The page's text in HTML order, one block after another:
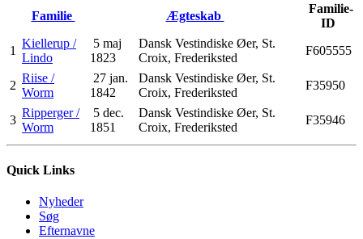
Familie Ægteskab
Familie-
ID
1
Kiellerup /
Lindo
5 maj
1823
Dansk Vestindiske Øer, St.
Croix, Frederiksted
F605555
2
Riise /
Worm
27 jan.
1842
Dansk Vestindiske Øer, St.
Croix, Frederiksted
F35950
3
Ripperger /
Worm
5 dec.
1851
Dansk Vestindiske Øer, St.
Croix, Frederiksted
F35946
Quick Links
Nyheder
Søg
Efternavne